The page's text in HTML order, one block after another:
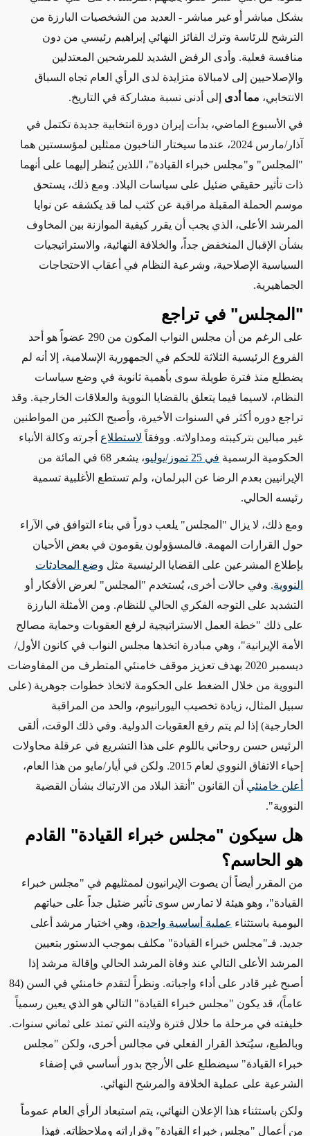
بشكل مباشر أو غير مباشر - العديد من الشخصيات البارزة من
الترشح للرئاسة وترك الفائز النهائي إبراهيم رئيسي من دون
منافسة فعلية. وأدى الرفض الشديد للمرشحين المعتدلين
والإصلاحيين إلى لامبالاة متزايدة لدى الرأي العام تجاه السباق
الانتخابي، مما أدى إلى أدنى نسبة مشاركة في التاريخ.
في الأسبوع الماضي، بدأت إيران دورة انتخابية جديدة تكتمل في
آذار/مارس 2024، عندما سيختار الناخبون ممثلين لمؤسستين هما
"المجلس" و"مجلس خبراء القيادة"، اللذين يُنظر إليهما على أنهما
ذات تأثير حقيقي ضئيل على سياسات البلاد. ومع ذلك، يستحق
موسم الحملة المقبلة مراقبة عن كثب لما قد يكشفه عن نوايا
المرشد الأعلى، الذي يجب أن يقرر كيفية الموازنة بين المخاوف
بشأن الإقبال المنخفض جداً، والخلافة النهائية، والاستراتيجيات
السياسية الإصلاحية، وشرعية النظام في أعقاب الاحتجاجات
الجماهيرية.
"المجلس" في تراجع
على الرغم من أن مجلس النواب المكون من 290 عضواً هو أحد
الفروع الرئيسية الثلاثة للحكم في الجمهورية الإسلامية، إلا أنه لم
يضطلع منذ فترة طويلة سوى بأهمية ثانوية في وضع سياسات
النظام، لاسيما فيما يتعلق بالقضايا النووية والعلاقات الخارجية. وقد
تراجع دوره أكثر في السنوات الأخيرة، وأصبح الكثير من المواطنين
غير مبالين بتركيبته ومداولاته. ووفقاً لاستطلاع أجرته وكالة الأنباء
الحكومية الرسمية في 25 تموز/يوليو
، يشعر 68 في المائة من
الإيرانيين بعدم الرضا عن البرلمان، ولم تستطع الأغلبية تسمية
رئيسه الحالي.
ومع ذلك، لا يزال "المجلس" يلعب دوراً في بناء التوافق في الآراء
حول القرارات المهمة. فالمسؤولون يقومون في بعض الأحيان
بإطلاع المشرعين على القضايا الرئيسية مثل وضع المحادثات
النووية. وفي حالات أخرى، يُستخدم "المجلس" لعرض الأفكار أو
التشديد على التوجه الفكري الحالي للنظام. ومن الأمثلة البارزة
على ذلك "خطة العمل الاستراتيجية لرفع العقوبات وحماية مصالح
الأمة الإيرانية"، وهي مبادرة اتخذها مجلس النواب في كانون الأول/
ديسمبر 2020 بهدف تعزيز موقف خامنئي المتطرف من المفاوضات
النووية من خلال الضغط على الحكومة لاتخاذ خطوات جوهرية (على
سبيل المثال، زيادة تخصيب اليورانيوم، والحد من المراقبة
الخارجية) إذا لم يتم رفع العقوبات الدولية. وفي ذلك الوقت، ألقى
الرئيس حسن روحاني باللوم على هذا التشريع في عرقلة محاولات
إحياء الاتفاق النووي لعام 2015. ولكن في أيار/مايو من هذا العام،
أعلن خامنئي أن القانون "أنقذ البلاد من الارتباك بشأن القضية
النووية".
هل سيكون "مجلس خبراء القيادة" القادم
هو الحاسم؟
من المقرر أيضاً أن يصوت الإيرانيون لممثليهم في "مجلس خبراء
القيادة"، وهو هيئة لا تمارس سوى تأثير ضئيل جداً
على حياتهم
اليومية باستثناء عملية أساسية واحدة، وهي اختيار مرشد أعلى
جديد. فـ"مجلس خبراء القيادة" مكلف بموجب الدستور بتعيين
المرشد الأعلى التالي عند وفاة المرشد الحالي وإقالة مرشد إذا
أصبح غير قادر على أداء واجباته. ونظراً لتقدم خامنئي في السن (84
عاماً)، قد يكون "مجلس خبراء القيادة" التالي هو الذي يعين رسمياً
خليفته في مرحلة ما خلال فترة ولايته التي تمتد على ثماني سنوات.
وبالطبع، سيُتخذ القرار الفعلي في مجالس أخرى، ولكن "مجلس
خبراء القيادة" سيضطلع على الأرجح بدور
أساسي في إضفاء
الشرعية على عملية الخلافة والمرشح النهائي.
ولكن باستثناء هذا الإعلان النهائي، يتم استبعاد الرأي العام عموماً
من أعمال "مجلس خبراء القيادة" وقراراته وملاحظاته. فهذا